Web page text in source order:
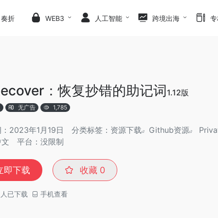
折 WEB3 人工智能 跨境出海
：恢复抄错的助记词 1.12版
无广告 1,785
2023年1月19日 分类标签： 资源下载 Github资源
平台：没限制
即下载 收藏 0
已下载 手机查看